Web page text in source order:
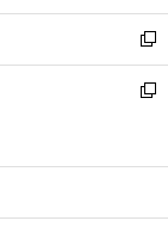
開
く
ウ
で
開
く
ン
ド
ウ
で
ウ
ィ
ン
ド
開
新
し
い
ン
ウ
新
ウ
ン